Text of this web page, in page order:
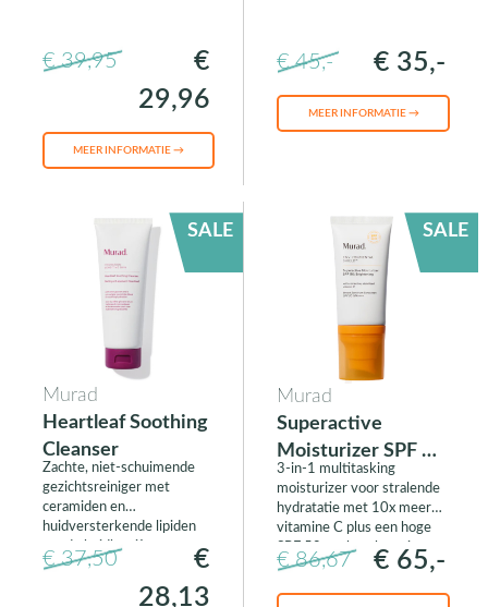
€ 39,95
€
29,96
MEER INFORMATIE →
€ 45,- € 35,-
MEER INFORMATIE →
SALE
Murad
Heartleaf Soothing
Cleanser
Zachte, niet-schuimende
gezichtsreiniger met
ceramiden en
huidversterkende lipiden
om de huidbarrière te
versterken tegen externe
€ 37,50
€
28,13
SALE
Murad
Superactive
Moisturizer SPF 50
Brightening
3-in-1 multitasking
moisturizer voor stralende
hydratatie met 10x meer
vitamine C plus een hoge
SPF 50 zonbescherming.
€ 86,67 € 65,-